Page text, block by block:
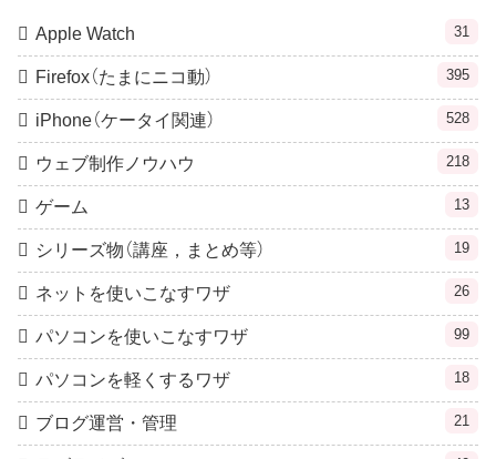
Apple Watch 31
Firefox（たまにニコ動） 395
iPhone（ケータイ関連） 528
ウェブ制作ノウハウ 218
ゲーム 13
シリーズ物（講座，まとめ等） 19
ネットを使いこなすワザ 26
パソコンを使いこなすワザ 99
パソコンを軽くするワザ 18
ブログ運営・管理 21